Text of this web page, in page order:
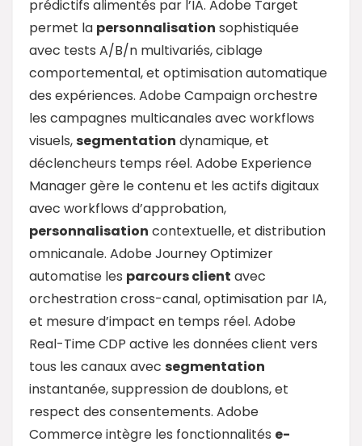
prédictifs alimentés par l’IA. Adobe Target
permet la personnalisation sophistiquée
avec tests A/B/n multivariés, ciblage
comportemental, et optimisation automatique
des expériences. Adobe Campaign orchestre
les campagnes multicanales avec workflows
visuels,segmentation dynamique, et
déclencheurs temps réel. Adobe Experience
Manager gère le contenu et les actifs digitaux
avec workflows d’approbation,
personnalisation contextuelle, et distribution
omnicanale. Adobe Journey Optimizer
automatise les parcours client avec
orchestration cross-canal, optimisation par IA,
et mesure d’impact en temps réel. Adobe
Real-Time CDP active les données client vers
tous les canaux avec segmentation
instantanée, suppression de doublons, et
respect des consentements. Adobe
Commerce intègre les fonctionnalités e-